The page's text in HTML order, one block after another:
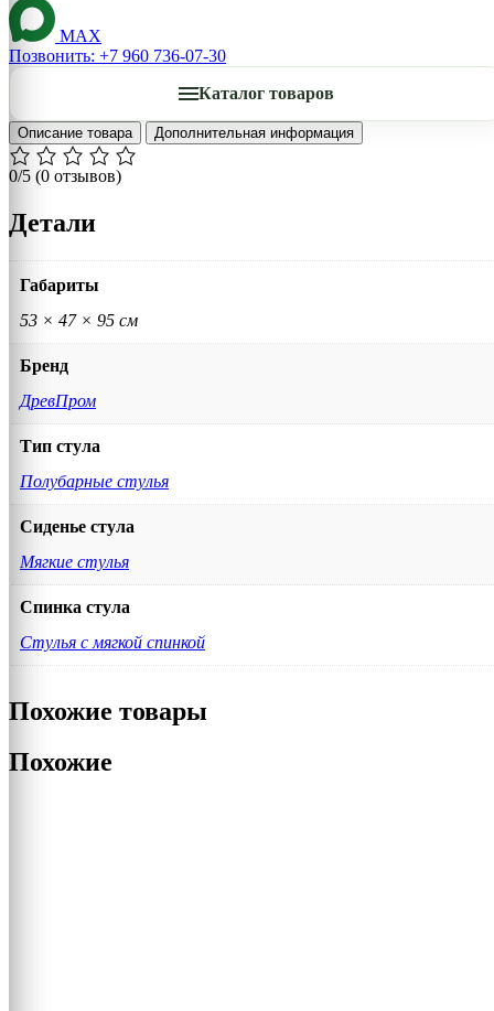
MAX
Позвонить: +7 960 736-07-30
Каталог товаров
Описание товара Дополнительная информация
0/5 (0 отзывов)
Детали
Габариты
53 × 47 × 95 см
Бренд
ДревПром
Тип стула
Полубарные стулья
Сиденье стула
Мягкие стулья
Спинка стула
Стулья с мягкой спинкой
Похожие товары
Похожие